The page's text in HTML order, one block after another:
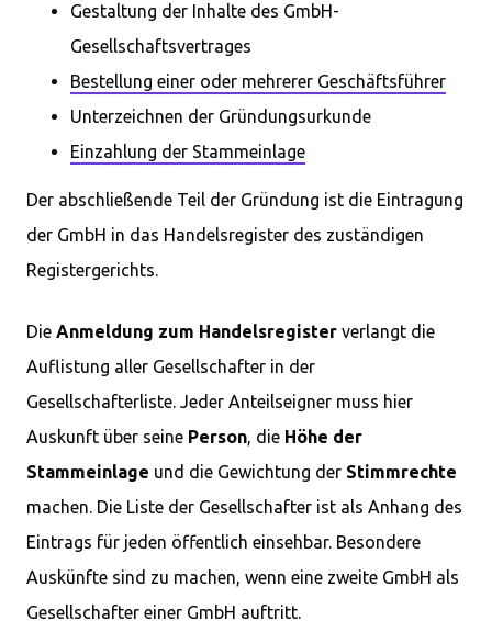
Gestaltung der Inhalte des GmbH-
Gesellschaftsvertrages
Bestellung einer oder mehrerer Geschäftsführer
Unterzeichnen der Gründungsurkunde
Einzahlung der Stammeinlage
Der abschließende Teil der Gründung ist die Eintragung
der GmbH in das Handelsregister des zuständigen
Registergerichts.
Die Anmeldung zum Handelsregister verlangt die
Auflistung aller Gesellschafter in der
Gesellschafterliste. Jeder Anteilseigner muss hier
Auskunft über seine Person, die Höhe der
Stammeinlage und die Gewichtung der Stimmrechte
machen. Die Liste der Gesellschafter ist als Anhang des
Eintrags für jeden öffentlich einsehbar. Besondere
Auskünfte sind zu machen, wenn eine zweite GmbH als
Gesellschafter einer GmbH auftritt.